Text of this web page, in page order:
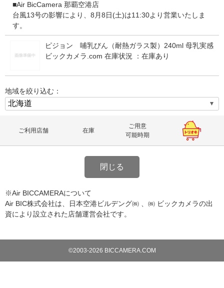
■Air BicCamera 那覇空港店
台風13号の影響により、8月8日(土)は11:30より営業いたしま
す。
ピジョン 哺乳びん（耐熱ガラス製）240ml 母乳実感
ビックカメラ.com 在庫状況 ： 在庫あり
地域を絞り込む：
ご利用店舗 在庫
ご用意
可能時期
閉じる
※Air BICCAMERAについて
Air BIC株式会社は、日本空港ビルデング㈱ 、㈱ ビックカメラの出
資により設立された店舗運営会社です。
©2003-2026 BICCAMERA.COM